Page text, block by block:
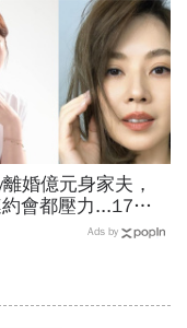
婚億元身家夫，
會都壓力...17年
為求子險喪命：遺憾
Ads by